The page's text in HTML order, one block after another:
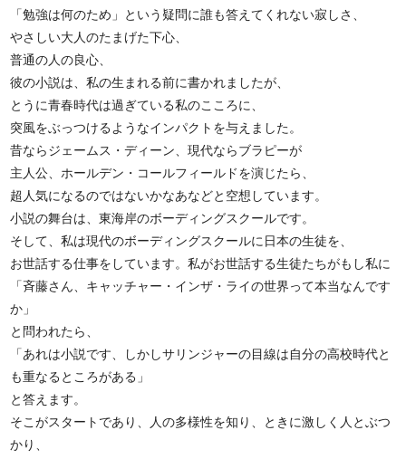
「勉強は何のため」という疑問に誰も答えてくれない寂しさ、
やさしい大人のたまげた下心、
普通の人の良心、
彼の小説は、私の生まれる前に書かれましたが、
とうに青春時代は過ぎている私のこころに、
突風をぶっつけるようなインパクトを与えました。
昔ならジェームス・ディーン、現代ならブラピーが
主人公、ホールデン・コールフィールドを演じたら、
超人気になるのではないかなあなどと空想しています。
小説の舞台は、東海岸のボーディングスクールです。
そして、私は現代のボーディングスクールに日本の生徒を、
お世話する仕事をしています。私がお世話する生徒たちがもし私に
「斉藤さん、キャッチャー・インザ・ライの世界って本当なんです
か」
と問われたら、
「あれは小説です、しかしサリンジャーの目線は自分の高校時代と
も重なるところがある」
と答えます。
そこがスタートであり、人の多様性を知り、ときに激しく人とぶつ
かり、